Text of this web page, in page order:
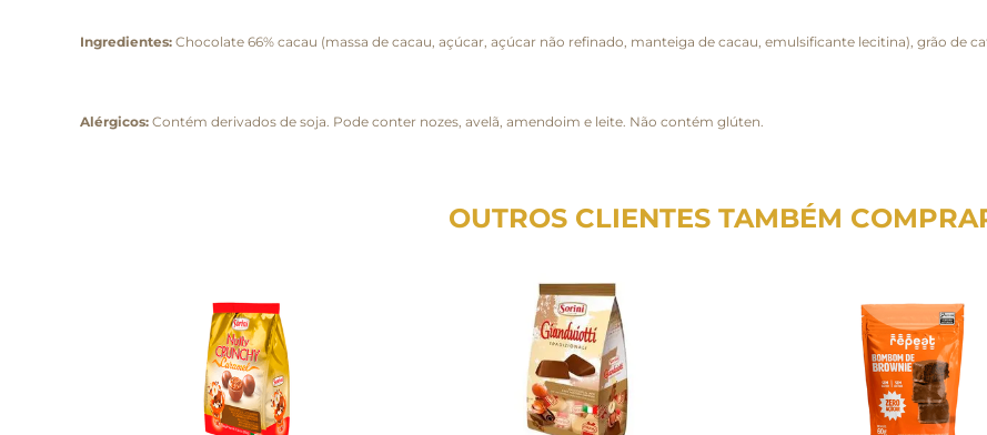
Ingredientes: Chocolate 66% cacau (massa de cacau, açúcar, açúcar não refinado, manteiga de cacau, emulsificante lecitina), grão de
Alérgicos: Contém derivados de soja. Pode conter nozes, avelã, amendoim e leite. Não contém glúten.
OUTROS CLIENTES TAMBÉM